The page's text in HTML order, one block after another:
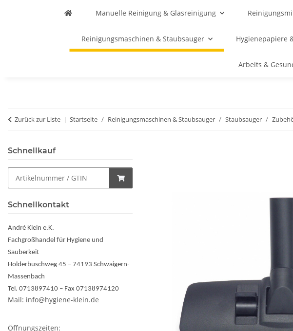
Manuelle Reinigung & Glasreinigung
Reinigungsmaschinen & Staubsauger Hygienepapiere
Arbeits &
Zurück zur Liste Startseite Reinigungsmaschinen & Staubsauger Staubsauger
Schnellkauf
Schnellkontakt
André Klein e.K.
Fachgroßhandel für Hygiene und
Sauberkeit
Holderbuschweg 45 – 74193 Schwaigern-
Massenbach
Tel. 0713897410 – Fax 07138974120
Mail: info@hygiene-klein.de
Öffnungszeiten: